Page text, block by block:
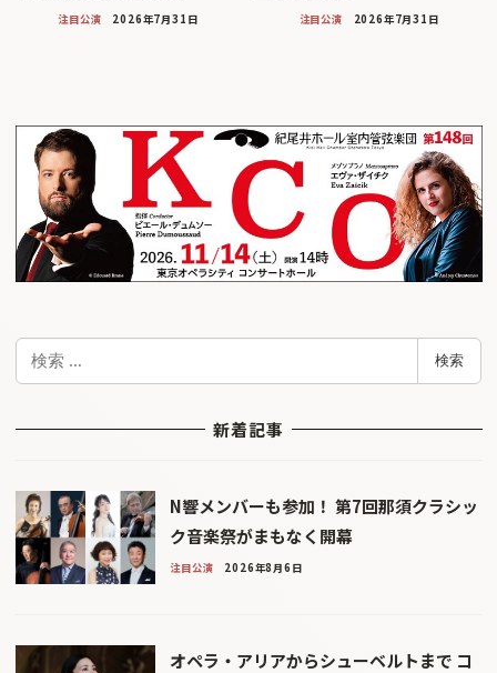
注目公演 2026年7月31日 注目公演 2026年7月31日
検
検索
新着記事
N響メンバーも参加！ 第7回那須クラシッ
ク音楽祭がまもなく開幕
注目公演 2026年8月6日
オペラ・アリアからシューベルトまで コ